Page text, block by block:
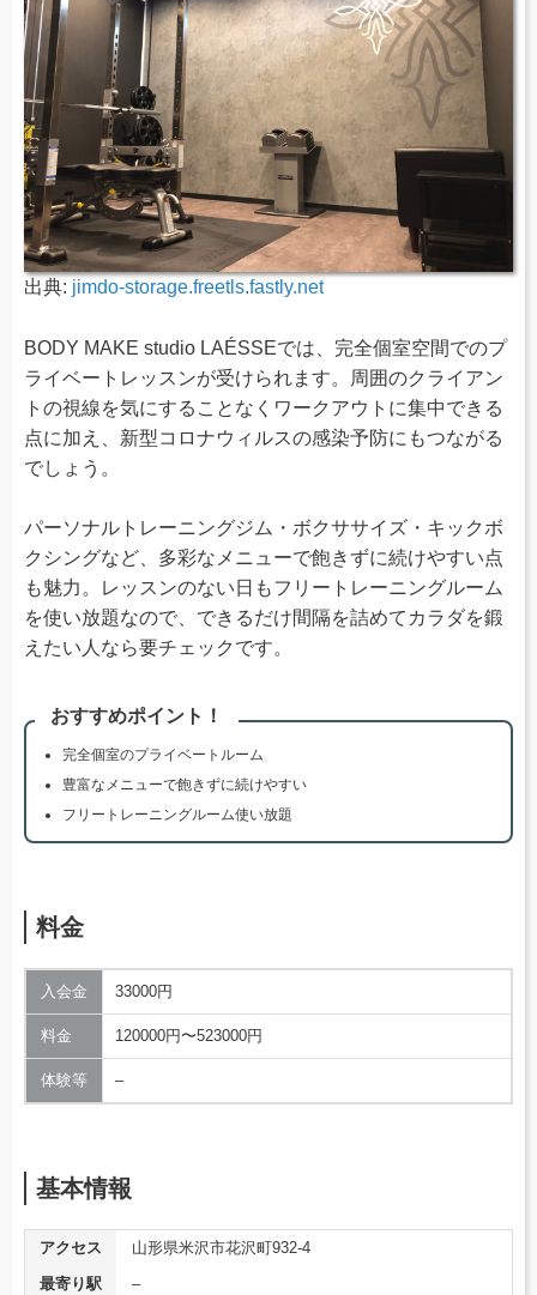
出典: jimdo-storage.freetls.fastly.net
BODY MAKE studio LAÉSSEでは、完全個室空間でのプ
ライベートレッスンが受けられます。周囲のクライアン
トの視線を気にすることなくワークアウトに集中できる
点に加え、新型コロナウィルスの感染予防にもつながる
でしょう。
パーソナルトレーニングジム・ボクササイズ・キックボ
クシングなど、多彩なメニューで飽きずに続けやすい点
も魅力。レッスンのない日もフリートレーニングルーム
を使い放題なので、できるだけ間隔を詰めてカラダを鍛
えたい人なら要チェックです。
おすすめポイント！
完全個室のプライベートルーム
豊富なメニューで飽きずに続けやすい
フリートレーニングルーム使い放題
料金
入会金 33000円
料金 120000円〜523000円
体験等 –
基本情報
アクセス
山形県米沢市花沢町932-4
最寄り駅
–